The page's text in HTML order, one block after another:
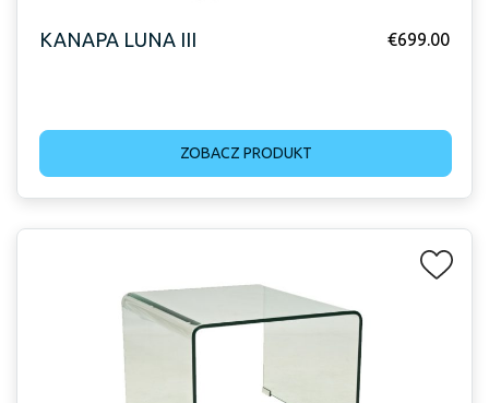
KANAPA LUNA III €699.00
ZOBACZ PRODUKT